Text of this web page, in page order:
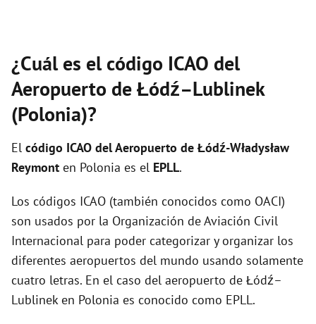
¿Cuál es el código ICAO del
Aeropuerto de Łódź–Lublinek
(Polonia)?
El código ICAO delAeropuerto de Łódź-Władysław
Reymont en Polonia es el EPLL.
Los códigos ICAO (también conocidos como OACI)
son usados por la Organización de Aviación Civil
Internacional para poder categorizar y organizar los
diferentes aeropuertos del mundo usando solamente
cuatro letras. En el caso del aeropuerto de Łódź–
Lublinek en Polonia es conocido como EPLL.